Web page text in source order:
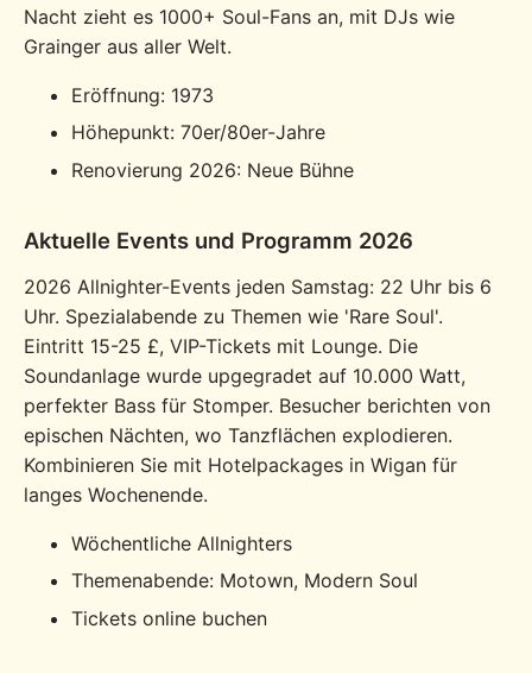
Nacht zieht es 1000+ Soul-Fans an, mit DJs wie
Grainger aus aller Welt.
Eröffnung: 1973
Höhepunkt: 70er/80er-Jahre
Renovierung 2026: Neue Bühne
Aktuelle Events und Programm 2026
2026 Allnighter-Events jeden Samstag: 22 Uhr bis 6
Uhr. Spezialabende zu Themen wie 'Rare Soul'.
Eintritt 15-25 £, VIP-Tickets mit Lounge. Die
Soundanlage wurde upgegradet auf 10.000 Watt,
perfekter Bass für Stomper. Besucher berichten von
epischen Nächten, wo Tanzflächen explodieren.
Kombinieren Sie mit Hotelpackages in Wigan für
langes Wochenende.
Wöchentliche Allnighters
Themenabende: Motown, Modern Soul
Tickets online buchen